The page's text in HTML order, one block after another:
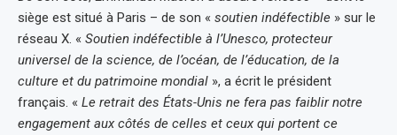
siège est situé à Paris – de son « soutien indéfectible » sur le
réseau X. « Soutien indéfectible à l’Unesco, protecteur
universel de la science, de l’océan, de l’éducation, de la
culture et du patrimoine mondial », a écrit le président
français. « Le retrait des États-Unis ne fera pas faiblir notre
engagement aux côtés de celles et ceux qui portent ce